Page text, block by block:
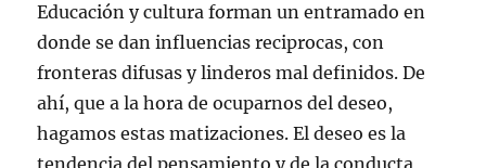
Educación y cultura forman un entramado en
donde se dan influencias reciprocas, con
fronteras difusas y linderos mal definidos. De
ahí, que a la hora de ocuparnos del deseo,
hagamos estas matizaciones. El deseo es la
tendencia del pensamiento y de la conducta